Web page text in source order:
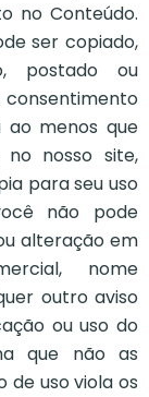
no Conteúdo.
ser copiado,
postado ou
ao menos que
nosso site,
para seu uso
não pode
alteração em
nome
outro aviso
ou uso do
que não as
uso viola os